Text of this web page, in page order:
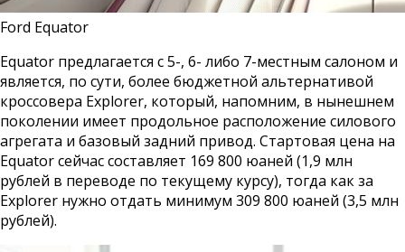
Ford Equator
Equator предлагается с 5-, 6- либо 7-местным салоном и
является, по сути, более бюджетной альтернативой
кроссовера Explorer, который, напомним, в нынешнем
поколении имеет продольное расположение силового
агрегата и базовый задний привод. Стартовая цена на
Equator сейчас составляет 169 800 юаней (1,9 млн
рублей в переводе по текущему курсу), тогда как за
Explorer нужно отдать минимум 309 800 юаней (3,5 млн
рублей).